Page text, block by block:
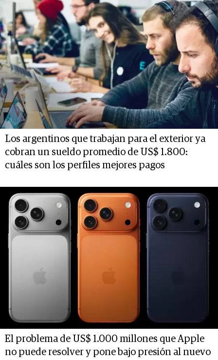
Los argentinos que trabajan para el exterior ya
cobran un sueldo promedio de US$ 1.800:
cuáles son los perfiles mejores pagos
El problema de US$ 1.000 millones que Apple
no puede resolver y pone bajo presión al nuevo